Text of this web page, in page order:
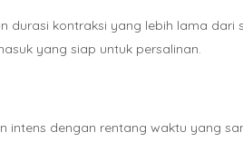
durasi kontraksi yang lebih lama
yang siap untuk persalinan.
intens dengan rentang waktu yang